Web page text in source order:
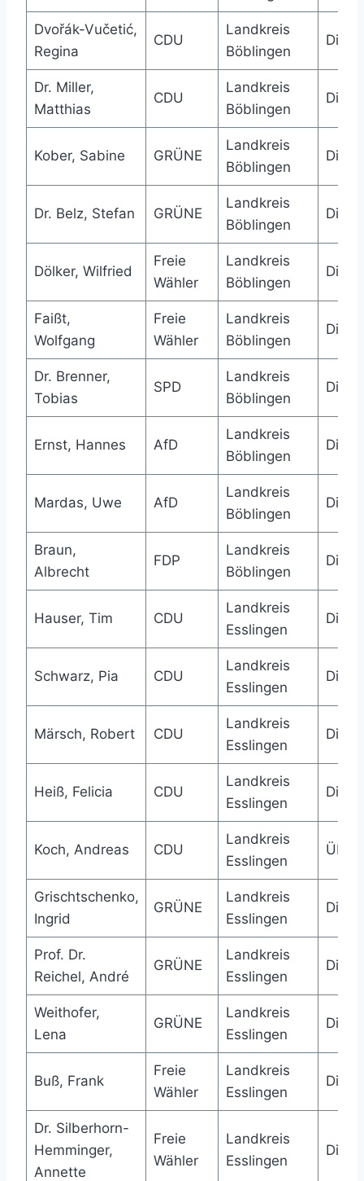
Dvořák-Vučetić,
Regina
CDU
Landkreis
Böblingen
Dr. Miller,
Matthias
CDU
Landkreis
Böblingen
Kober, Sabine GRÜNE
Landkreis
Böblingen
Dr. Belz, Stefan GRÜNE
Landkreis
Böblingen
Dölker, Wilfried
Freie
Wähler
Landkreis
Böblingen
Faißt,
Wolfgang
Freie
Wähler
Landkreis
Böblingen
Dr. Brenner,
Tobias
SPD
Landkreis
Böblingen
Ernst, Hannes AfD
Landkreis
Böblingen
Mardas, Uwe AfD
Landkreis
Böblingen
Braun,
Albrecht
FDP
Landkreis
Böblingen
Hauser, Tim CDU
Landkreis
Esslingen
Schwarz, Pia CDU
Landkreis
Esslingen
Märsch, Robert CDU
Landkreis
Esslingen
Heiß, Felicia CDU
Landkreis
Esslingen
Koch, Andreas CDU
Landkreis
Esslingen
Grischtschenko,
Ingrid
GRÜNE
Landkreis
Esslingen
Prof. Dr.
Reichel, André
GRÜNE
Landkreis
Esslingen
Weithofer,
Lena
GRÜNE
Landkreis
Esslingen
Buß, Frank
Freie
Wähler
Landkreis
Esslingen
Dr. Silberhorn-
Hemminger,
Annette
Freie
Wähler
Landkreis
Esslingen